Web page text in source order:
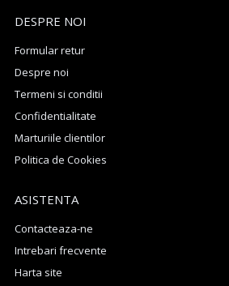
DESPRE NOI
Formular retur
Despre noi
Termeni si conditii
Confidentialitate
Marturiile clientilor
Politica de Cookies
ASISTENTA
Contacteaza-ne
Intrebari frecvente
Harta site